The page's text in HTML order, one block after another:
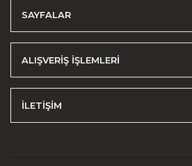
SAYFALAR
ALIŞVERİŞ İŞLEMLERİ
İLETİŞİM